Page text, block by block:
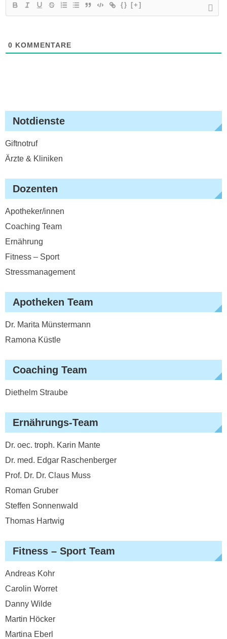
{} [+]
0 KOMMENTARE
Notdienste
Giftnotruf
Ärzte & Kliniken
Dozenten
Apotheker/innen
Coaching Team
Ernährung
Fitness – Sport
Stressmanagement
Apotheken Team
Dr. Marita Münstermann
Ramona Küstle
Coaching Team
Diethelm Straube
Ernährungs-Team
Dr. oec. troph. Karin Mante
Dr. med. Edgar Raschenberger
Prof. Dr. Dr. Claus Muss
Roman Gruber
Steffen Sonnenwald
Thomas Hartwig
Fitness – Sport Team
Andreas Kohr
Carolin Worret
Danny Wilde
Martin Höcker
Martina Eberl